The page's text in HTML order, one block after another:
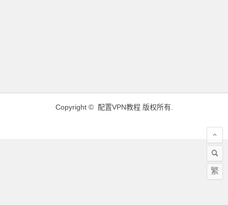
Copyright © 配置VPN教程版权所有.
繁